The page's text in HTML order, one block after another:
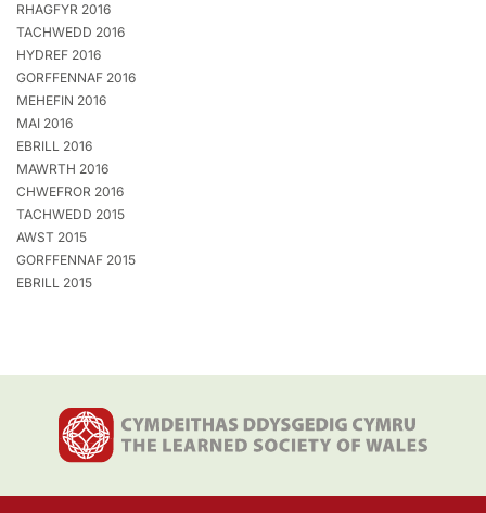
RHAGFYR 2016
TACHWEDD 2016
HYDREF 2016
GORFFENNAF 2016
MEHEFIN 2016
MAI 2016
EBRILL 2016
MAWRTH 2016
CHWEFROR 2016
TACHWEDD 2015
AWST 2015
GORFFENNAF 2015
EBRILL 2015